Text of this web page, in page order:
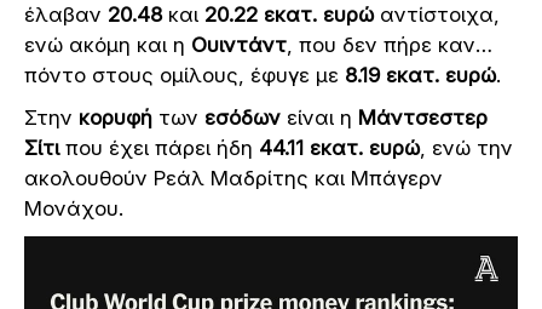
έλαβαν 20.48και 20.22 εκατ. ευρώ αντίστοιχα,
ενώ ακόμη και η Ουιντάντ , που δεν πήρε καν…
πόντο στους ομίλους, έφυγε με 8.19 εκατ. ευρώ.
Στην κορυφή των εσόδων είναι η Μάντσεστερ
Σίτιπου έχει πάρει ήδη 44.11 εκατ. ευρώ, ενώ την
ακολουθούν Ρεάλ Μαδρίτης και Μπάγερν
Μονάχου.